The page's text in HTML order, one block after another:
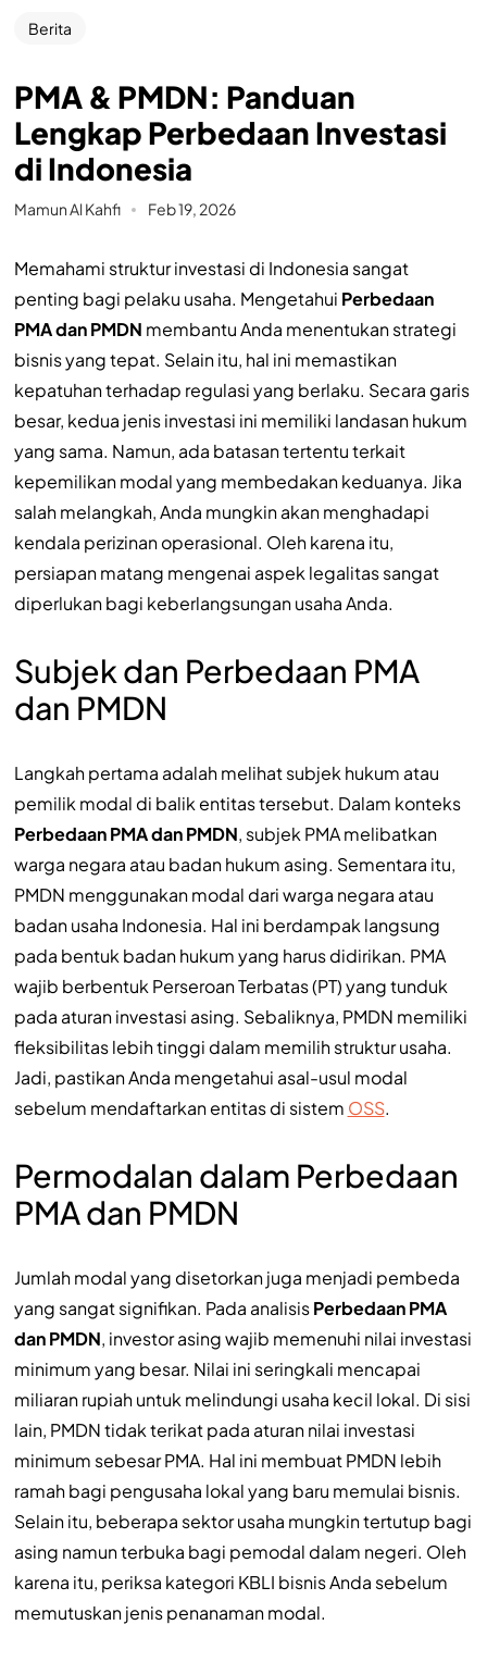
Berita
PMA & PMDN: Panduan
Lengkap Perbedaan Investasi
di Indonesia
Mamun Al Kahfi Feb 19, 2026
Memahami struktur investasi di Indonesia sangat
penting bagi pelaku usaha. Mengetahui Perbedaan
PMA dan PMDN membantu Anda menentukan strategi
bisnis yang tepat. Selain itu, hal ini memastikan
kepatuhan terhadap regulasi yang berlaku. Secara garis
besar, kedua jenis investasi ini memiliki landasan hukum
yang sama. Namun, ada batasan tertentu terkait
kepemilikan modal yang membedakan keduanya. Jika
salah melangkah, Anda mungkin akan menghadapi
kendala perizinan operasional. Oleh karena itu,
persiapan matang mengenai aspek legalitas sangat
diperlukan bagi keberlangsungan usaha Anda.
Subjek dan Perbedaan PMA
dan PMDN
Langkah pertama adalah melihat subjek hukum atau
pemilik modal di balik entitas tersebut. Dalam konteks
Perbedaan PMA dan PMDN, subjek PMA melibatkan
warga negara atau badan hukum asing. Sementara itu,
PMDN menggunakan modal dari warga negara atau
badan usaha Indonesia. Hal ini berdampak langsung
pada bentuk badan hukum yang harus didirikan. PMA
wajib berbentuk Perseroan Terbatas (PT) yang tunduk
pada aturan investasi asing. Sebaliknya, PMDN memiliki
fleksibilitas lebih tinggi dalam memilih struktur usaha.
Jadi, pastikan Anda mengetahui asal-usul modal
sebelum mendaftarkan entitas di sistem OSS.
Permodalan dalam Perbedaan
PMA dan PMDN
Jumlah modal yang disetorkan juga menjadi pembeda
yang sangat signifikan. Pada analisisPerbedaan PMA
dan PMDN, investor asing wajib memenuhi nilai investasi
minimum yang besar. Nilai ini seringkali mencapai
miliaran rupiah untuk melindungi usaha kecil lokal. Di sisi
lain, PMDN tidak terikat pada aturan nilai investasi
minimum sebesar PMA. Hal ini membuat PMDN lebih
ramah bagi pengusaha lokal yang baru memulai bisnis.
Selain itu, beberapa sektor usaha mungkin tertutup bagi
asing namun terbuka bagi pemodal dalam negeri. Oleh
karena itu, periksa kategori KBLI bisnis Anda sebelum
memutuskan jenis penanaman modal.